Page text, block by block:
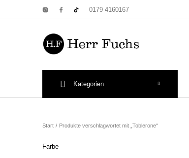
0179 4160167
Kategorien
Start / Produkte verschlagwortet mit „Toblerone“
Farbe